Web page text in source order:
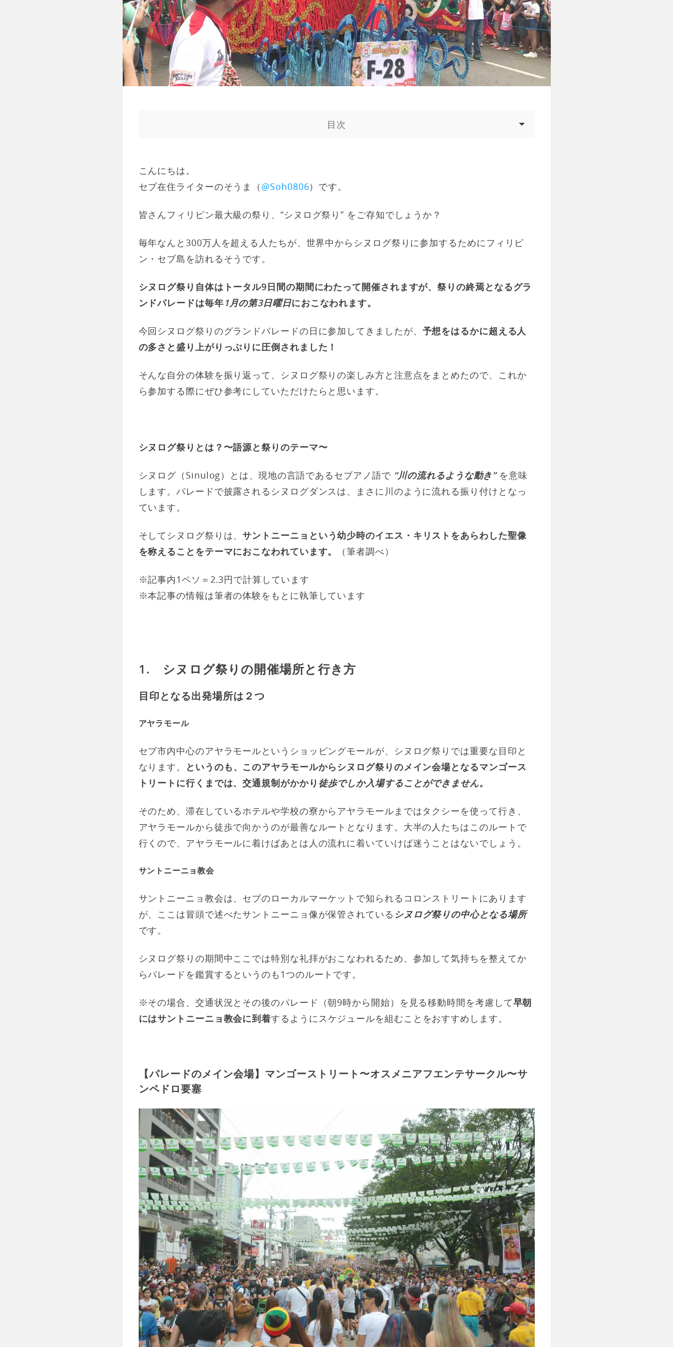
目次
こんにちは。
セブ在住ライターのそうま（ @Soh0806）です。
皆さんフィリピン最大級の祭り、“シヌログ祭り” をご存知でしょうか？
毎年なんと300万人を超える人たちが、世界中からシヌログ祭りに参加するためにフィリピ
ン・セブ島を訪れるそうです。
シヌログ祭り自体はトータル9日間の期間にわたって開催されますが、祭りの終焉となるグラ
ンドパレードは毎年 1月の第3日曜日におこなわれます。
今回シヌログ祭りのグランドパレードの日に参加してきましたが、 予想をはるかに超える人
の多さと盛り上がりっぷりに圧倒されました！
そんな自分の体験を振り返って、シヌログ祭りの楽しみ方と注意点をまとめたので、これか
ら参加する際にぜひ参考にしていただけたらと思います。
シヌログ祭りとは？〜語源と祭りのテーマ〜
シヌログ（Sinulog）とは、現地の言語であるセブアノ語で “川の流れるような動き” を意味
します。パレードで披露されるシヌログダンスは、まさに川のように流れる振り付けとなっ
ています。
そしてシヌログ祭りは、サントニーニョという幼少時のイエス・キリストをあらわした聖像
を称えることをテーマにおこなわれています。
（筆者調べ）
※記事内1ペソ＝2.3円で計算しています
※本記事の情報は筆者の体験をもとに執筆しています
1. シヌログ祭りの開催場所と行き方
目印となる出発場所は２つ
アヤラモール
セブ市内中心のアヤラモールというショッピングモールが、シヌログ祭りでは重要な目印と
なります。
というのも、このアヤラモールからシヌログ祭りのメイン会場となるマンゴース
トリートに行くまでは、交通規制がかかり 徒歩でしか入場することができません。
そのため、滞在しているホテルや学校の寮からアヤラモールまではタクシーを使って行き、
アヤラモールから徒歩で向かうのが最善なルートとなります。大半の人たちはこのルートで
行くので、アヤラモールに着けばあとは人の流れに着いていけば迷うことはないでしょう。
サントニーニョ教会
サントニーニョ教会は、セブのローカルマーケットで知られるコロンストリートにあります
が、ここは冒頭で述べたサントニーニョ像が保管されている シヌログ祭りの中心となる場所
です。
シヌログ祭りの期間中ここでは特別な礼拝がおこなわれるため、参加して気持ちを整えてか
らパレードを鑑賞するというのも1つのルートです。
※その場合、交通状況とその後のパレード（朝9時から開始）を見る移動時間を考慮して早朝
にはサントニーニョ教会に到着するようにスケジュールを組むことをおすすめします。
【パレードのメイン会場】マンゴーストリート〜オスメニアフエンテサークル〜サ
ンペドロ要塞